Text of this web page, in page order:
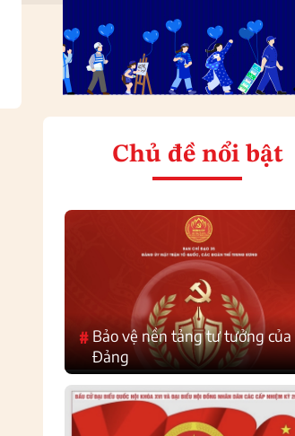
Chủ đề nổi bật
#Bảo vệ nền tảng tư tưởng của
Đảng